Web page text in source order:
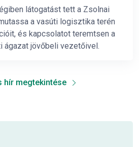
látogatást tett a Zsolnai
a vasúti logisztika terén
és kapcsolatot teremtsen a
ágazat jövőbeli vezetőivel.
hír megtekintése